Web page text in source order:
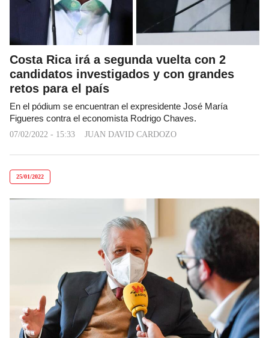
Costa Rica irá a segunda vuelta con 2
candidatos investigados y con grandes
retos para el país
En el pódium se encuentran el expresidente José María
Figueres contra el economista Rodrigo Chaves.
07/02/2022 - 15:33 JUAN DAVID CARDOZO
25/01/2022